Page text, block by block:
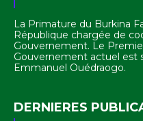
La Primature du Burkina
République chargée de
Gouvernement. Le
Gouvernement actuel est
Emmanuel Ouédraogo.
DERNIERES